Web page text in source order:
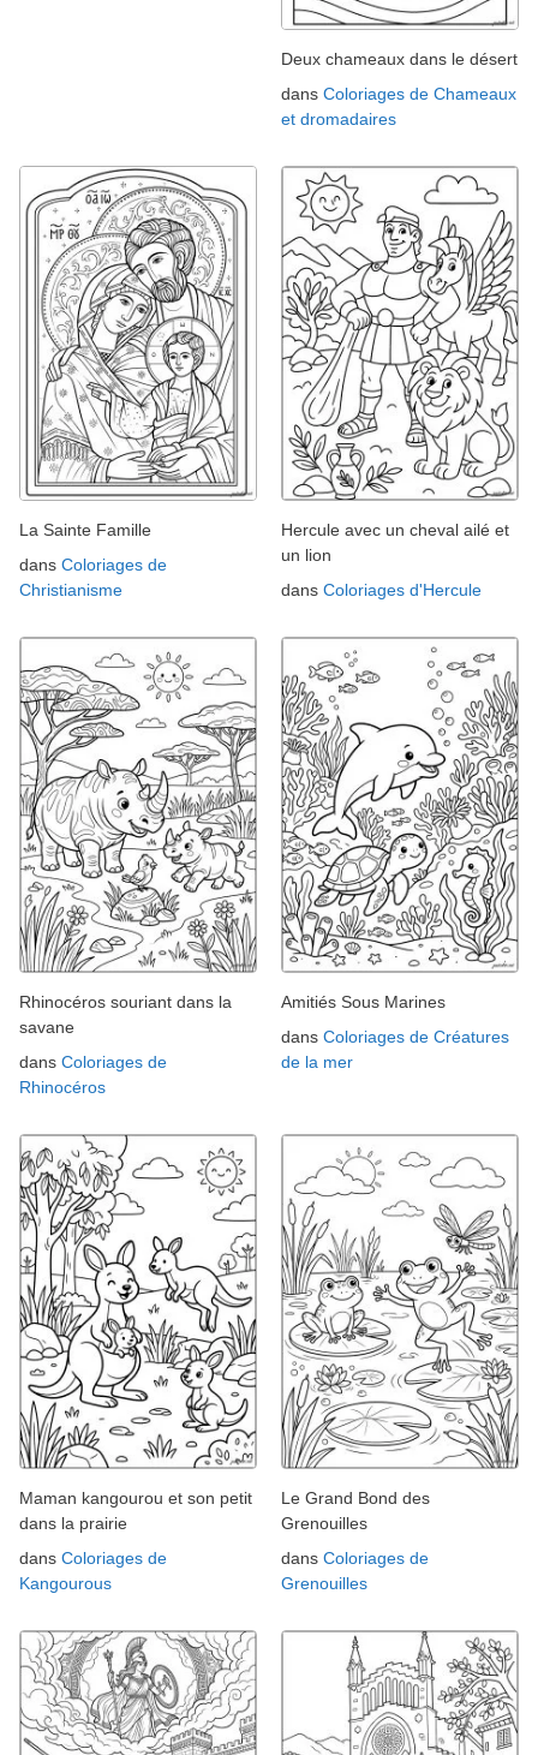
Deux chameaux dans le désert
dans Coloriages de Chameaux
et dromadaires
La Sainte Famille
dans Coloriages de
Christianisme
Hercule avec un cheval ailé et
un lion
dans Coloriages d'Hercule
Rhinocéros souriant dans la
savane
dans Coloriages de
Rhinocéros
Amitiés Sous Marines
dans Coloriages de Créatures
de la mer
Maman kangourou et son petit
dans la prairie
dans Coloriages de
Kangourous
Le Grand Bond des
Grenouilles
dans Coloriages de
Grenouilles